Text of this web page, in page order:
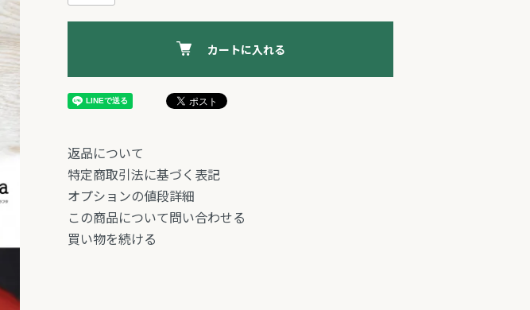
カートに入れる
返品について
特定商取引法に基づく表記
オプションの値段詳細
この商品について問い合わせる
買い物を続ける